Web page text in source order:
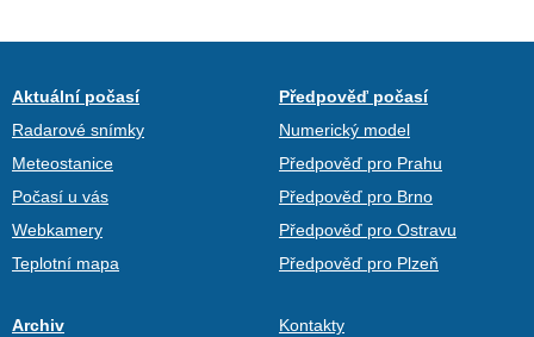
Aktuální počasí
Radarové snímky
Meteostanice
Počasí u vás
Webkamery
Teplotní mapa
Předpověď počasí
Numerický model
Předpověď pro Prahu
Předpověď pro Brno
Předpověď pro Ostravu
Předpověď pro Plzeň
Archiv
Kontakty